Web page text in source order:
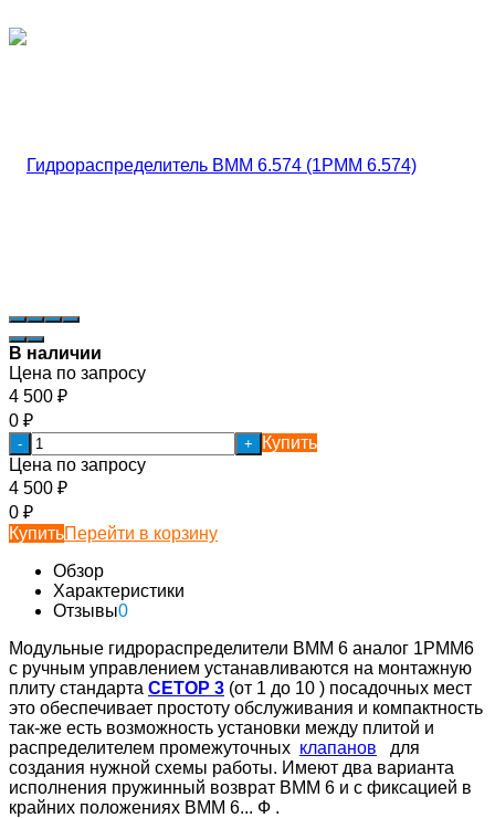
В наличии
Цена по запросу
4 500 ₽
0 ₽
- +
Купить
Цена по запросу
4 500 ₽
0 ₽
КупитьПерейти в корзину
Обзор
Характеристики
Отзывы0
Модульные гидрораспределители ВММ 6 аналог 1РММ6
с ручным управлением устанавливаются на монтажную
плиту стандарта СЕТОР 3 (от 1 до 10 ) посадочных мест
это обеспечивает простоту обслуживания и компактность
так-же есть возможность установки между плитой и
распределителем промежуточных клапанов для
создания нужной схемы работы. Имеют два варианта
исполнения пружинный возврат ВММ 6 и с фиксацией в
крайних положениях ВММ 6... Ф .